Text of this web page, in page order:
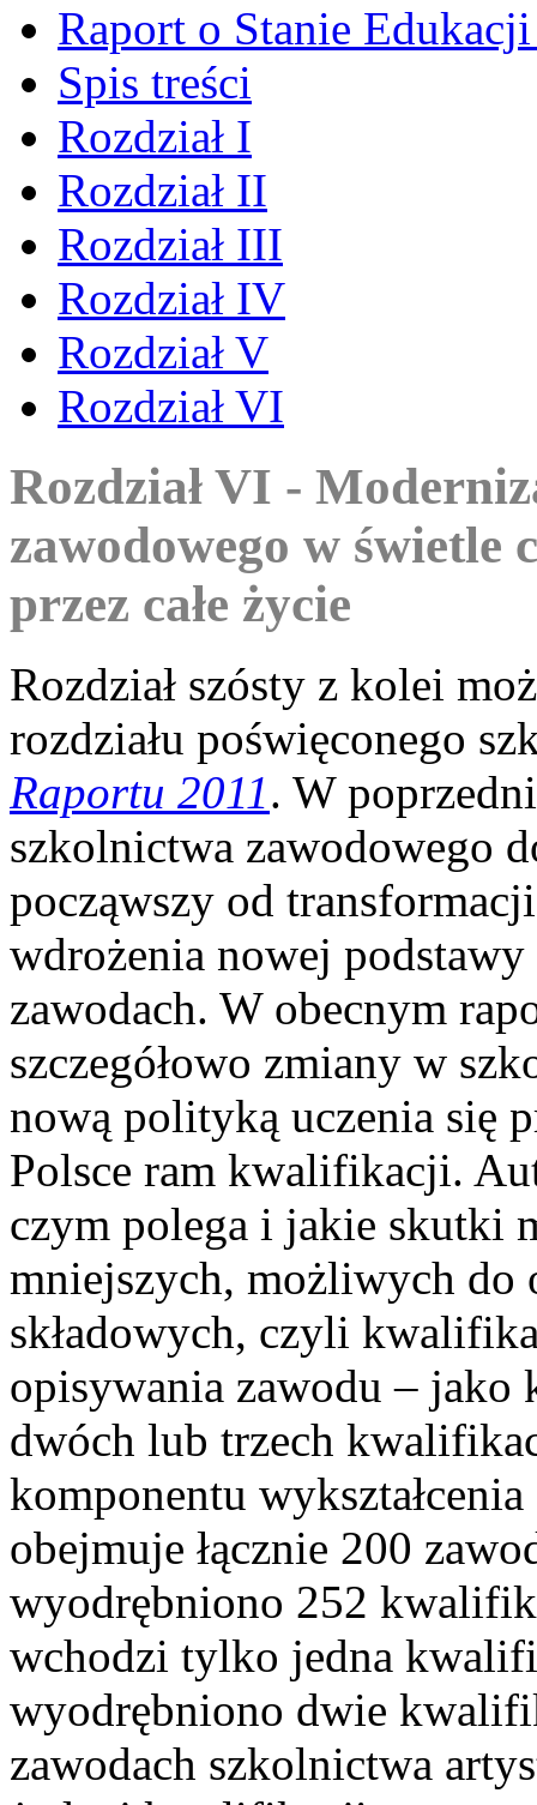
Raport o Stanie
Spis treści
Rozdział I
Rozdział II
Rozdział III
Rozdział IV
Rozdział V
Rozdział VI
Rozdział VI -
zawodowego w świetle
przez całe życie
Rozdział szósty z kolei
rozdziału poświęconego
Raportu 2011. W
szkolnictwa zawodowego
począwszy od
wdrożenia nowej
zawodach. W obecnym
szczegółowo zmiany w
nową polityką uczenia się
Polsce ram kwalifikacji.
czym polega i jakie skutki
mniejszych, możliwych do
składowych, czyli
opisywania zawodu – jako
dwóch lub trzech
komponentu
obejmuje łącznie 200
wyodrębniono 252
wchodzi tylko jedna
wyodrębniono dwie
zawodach szkolnictwa